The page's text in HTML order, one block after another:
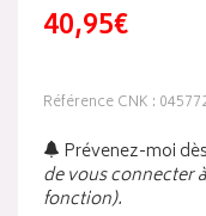
40,95€
Référence CNK :
Prévenez-moi
de vous connecter
fonction).